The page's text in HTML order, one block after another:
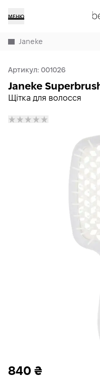
МЕНЮ
Janeke
Артикул: 001026
Щітка для волосся
Janeke
840 ₴